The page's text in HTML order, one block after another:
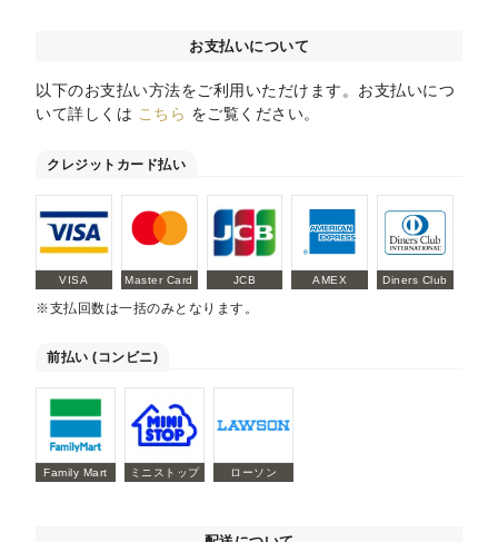
お支払いについて
以下のお支払い方法をご利用いただけます。お支払いにつ
いて詳しくは こちら をご覧ください。
クレジットカード払い
VISA Master Card JCB AMEX Diners Club
※支払回数は一括のみとなります。
前払い (コンビニ)
Family Mart ミニストップ ローソン